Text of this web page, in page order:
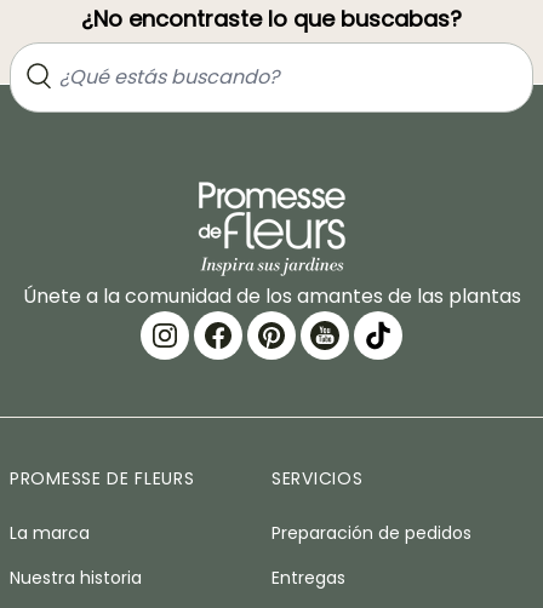
¿No encontraste lo que buscabas?
Únete a la comunidad de los amantes de las plantas
PROMESSE DE FLEURS
La marca
Nuestra historia
SERVICIOS
Preparación de pedidos
Entregas